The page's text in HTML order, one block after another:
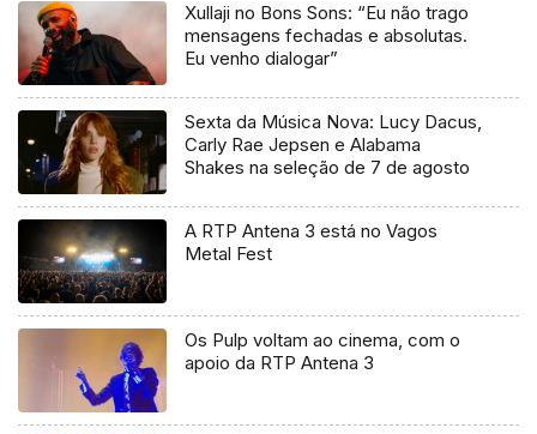
Xullaji no Bons Sons: “Eu não trago
mensagens fechadas e absolutas.
Eu venho dialogar”
Sexta da Música Nova: Lucy Dacus,
Carly Rae Jepsen e Alabama
Shakes na seleção de 7 de agosto
A RTP Antena 3 está no Vagos
Metal Fest
Os Pulp voltam ao cinema, com o
apoio da RTP Antena 3